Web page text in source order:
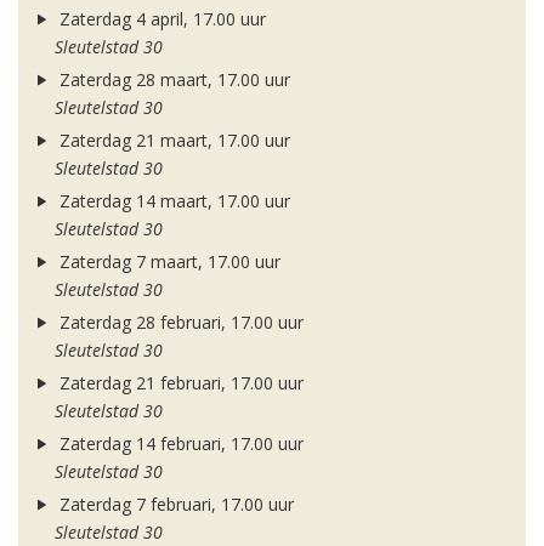
Zaterdag 4 april, 17.00 uur
Sleutelstad 30
Zaterdag 28 maart, 17.00 uur
Sleutelstad 30
Zaterdag 21 maart, 17.00 uur
Sleutelstad 30
Zaterdag 14 maart, 17.00 uur
Sleutelstad 30
Zaterdag 7 maart, 17.00 uur
Sleutelstad 30
Zaterdag 28 februari, 17.00 uur
Sleutelstad 30
Zaterdag 21 februari, 17.00 uur
Sleutelstad 30
Zaterdag 14 februari, 17.00 uur
Sleutelstad 30
Zaterdag 7 februari, 17.00 uur
Sleutelstad 30